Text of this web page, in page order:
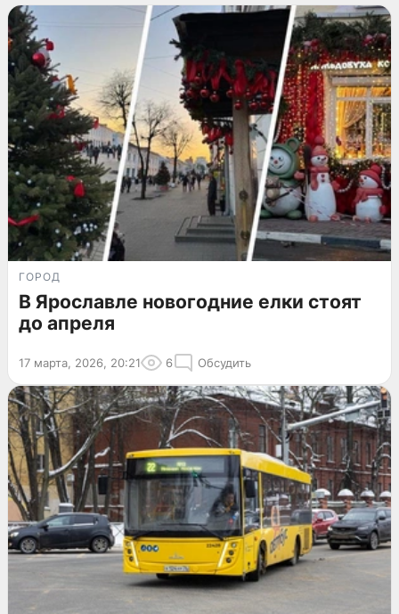
ГОРОД
В Ярославле новогодние елки стоят
до апреля
17 марта, 2026, 20:21 6 Обсудить